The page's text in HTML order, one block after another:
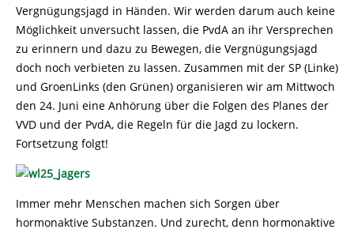
Vergnügungsjagd in Händen. Wir werden darum auch keine
Möglichkeit unversucht lassen, die PvdA an ihr Versprechen
zu erinnern und dazu zu Bewegen, die Vergnügungsjagd
doch noch verbieten zu lassen. Zusammen mit der SP (Linke)
und GroenLinks (den Grünen) organisieren wir am Mittwoch
den 24. Juni eine Anhörung über die Folgen des Planes der
VVD und der PvdA, die Regeln für die Jagd zu lockern.
Fortsetzung folgt!
Immer mehr Menschen machen sich Sorgen über
hormonaktive Substanzen. Und zurecht, denn hormonaktive